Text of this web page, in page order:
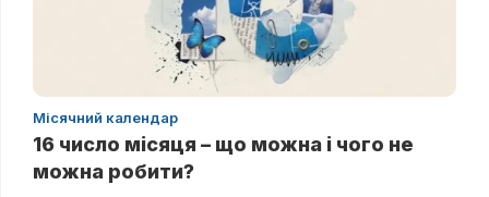
Місячний календар
16 число місяця – що можна і чого не
можна робити?